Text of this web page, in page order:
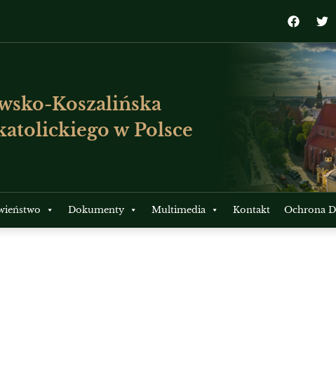
Koszalińska
w Polsce
Dokumenty Multimedia Kontakt Ochrona